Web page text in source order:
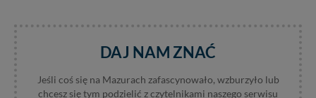
DAJ NAM ZNAĆ
Jeśli coś się na Mazurach zafascynowało, wzburzyło lub
chcesz się tym podzielić z czytelnikami naszego serwisu